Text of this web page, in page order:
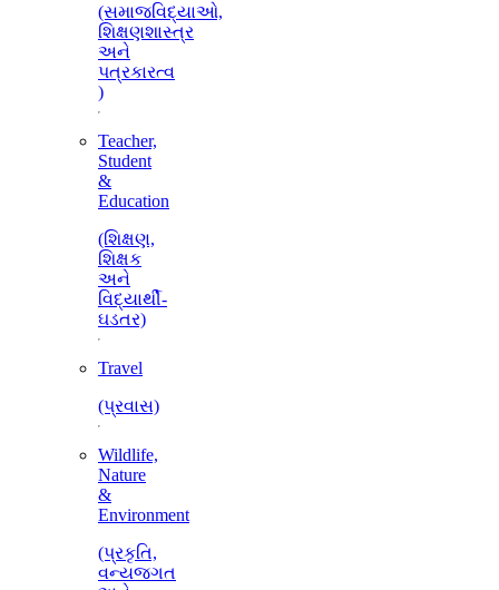
(સમાજવિદ્યાઓ,
શિક્ષણશાસ્ત્ર
અને
પત્રકારત્વ
)
Teacher,
Student
&
Education
(શિક્ષણ,
શિક્ષક
અને
વિદ્યાર્થી-
ઘડતર)
Travel
(પ્રવાસ)
Wildlife,
Nature
&
Environment
(પ્રકૃતિ,
વન્યજગત